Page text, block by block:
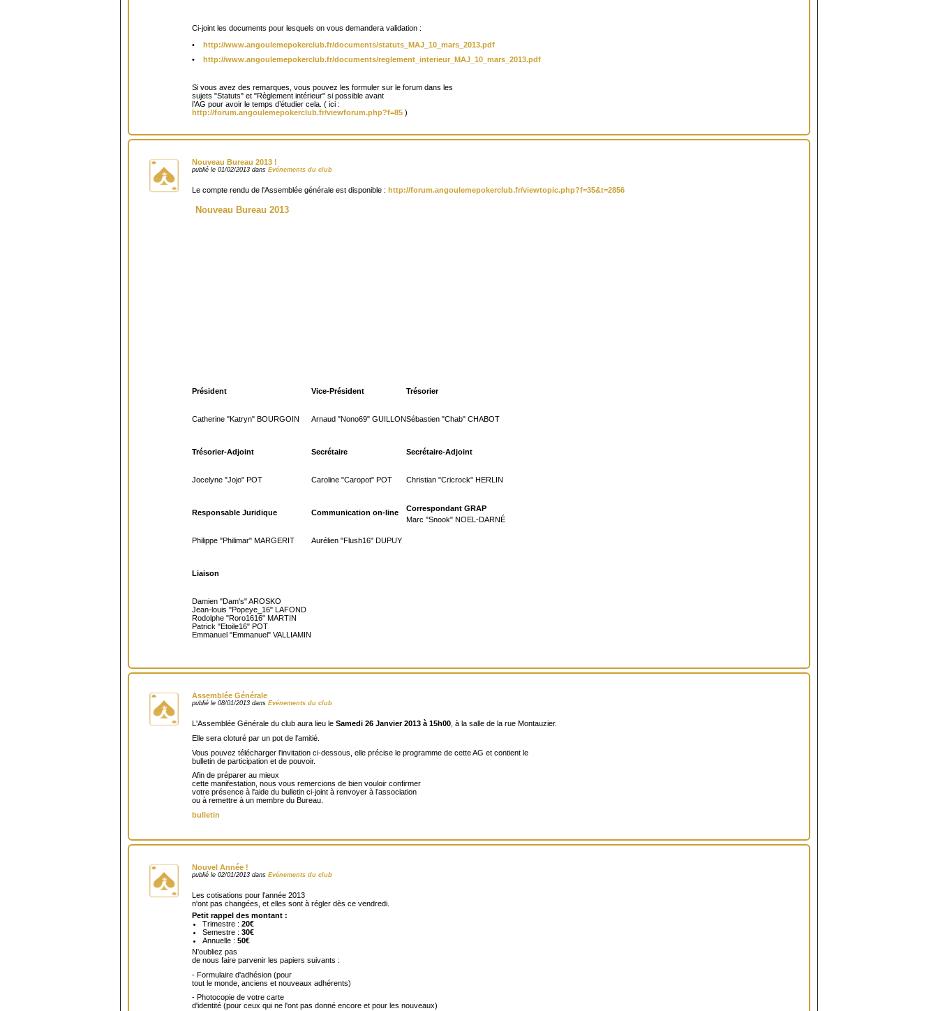
Ci-joint les documents pour lesquels on vous demandera validation :
• http://www.angoulemepokerclub.fr/documents/statuts_MAJ_10_mars_2013.pdf
• http://www.angoulemepokerclub.fr/documents/reglement_interieur_MAJ_10_mars_2013.pdf
Si vous avez des remarques, vous pouvez les formuler sur le forum dans les
sujets "Statuts" et "Règlement intérieur" si possible avant
l’AG pour avoir le temps d’étudier cela. ( ici :
http://forum.angoulemepokerclub.fr/viewforum.php?f=85 )
Nouveau Bureau 2013 !
publié le 01/02/2013 dans Evénements du club
Le compte rendu de l'Assemblée générale est disponible : http://forum.angoulemepokerclub.fr/viewtopic.php?f=35&t=2856
Nouveau Bureau 2013
Président
Catherine "Katryn" BOURGOIN
Vice-Président
Arnaud "Nono69" GUILLON
Trésorier
Sébastien "Chab" CHABOT
Trésorier-Adjoint
Jocelyne "Jojo" POT
Secrétaire
Caroline "Caropot" POT
Secrétaire-Adjoint
Christian "Cricrock" HERLIN
Responsable Juridique
Philippe "Philimar" MARGERIT
Communication on-line
Aurélien "Flush16" DUPUY
Correspondant GRAP
Marc "Snook" NOEL-DARNÉ
Liaison
Damien "Dam's" AROSKO
Jean-louis "Popeye_16" LAFOND
Rodolphe "Roro1616" MARTIN
Patrick "Etoile16" POT
Emmanuel "Emmanuel" VALLIAMIN
Assemblée Générale
publié le 08/01/2013 dans Evénements du club
L'Assemblée Générale du club aura lieu le Samedi 26 Janvier 2013 à 15h00 , à la salle de la rue Montauzier.
Elle sera cloturé par un pot de l'amitié.
Vous pouvez télécharger l'invitation ci-dessous, elle précise le programme de cette AG et contient le
bulletin de participation et de pouvoir.
Afin de préparer au mieux
cette manifestation, nous vous remercions de bien vouloir confirmer
votre présence à l'aide du bulletin ci-joint à renvoyer à l’association
ou à remettre à un membre du Bureau.
bulletin
Nouvel Année !
publié le 02/01/2013 dans Evénements du club
Les cotisations pour l'année 2013
n'ont pas changées, et elles sont à régler dès ce vendredi.
Petit rappel des montant :
Trimestre :20€
Semestre :30€
Annuelle :50€
N'oubliez pas
de nous faire parvenir les papiers suivants :
- Formulaire d'adhésion (pour
tout le monde, anciens et nouveaux adhérents)
- Photocopie de votre carte
d'identité (pour ceux qui ne l'ont pas donné encore et pour les nouveaux)